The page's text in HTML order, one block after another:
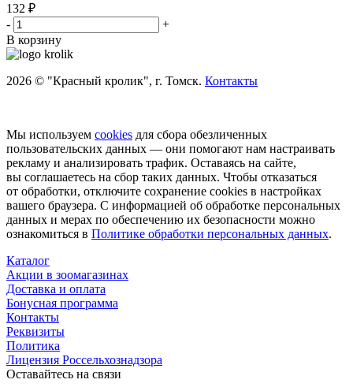
132 ₽
-
+
В корзину
2026 © "Красный кролик", г. Томск. Контакты
Мы используем cookies для сбора обезличенных
пользовательских данных — они помогают нам настраивать
рекламу и анализировать трафик. Оставаясь на сайте,
вы соглашаетесь на сбор таких данных. Чтобы отказаться
от обработки, отключите сохранение cookies в настройках
вашего браузера. С информацией об обработке персональных
данных и мерах по обеспечению их безопасности можно
ознакомиться в Политике обработки персональных данных.
Каталог
Акции в зоомагазинах
Доставка и оплата
Бонусная программа
Контакты
Реквизиты
Политика
Лицензия Россельхознадзора
Оставайтесь на связи